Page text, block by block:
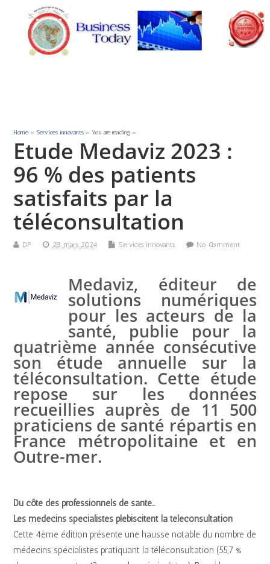
Home» Services innovants» You are reading »
Etude Medaviz 2023 :
96 % des patients
satisfaits par la
téléconsultation
DP 28 mars 2024 Services innovants No Comment
Medaviz, éditeur de
solutions numériques
pour les acteurs de la
santé, publie pour la
quatrième année consécutive
son étude annuelle sur la
téléconsultation. Cette étude
repose sur les données
recueillies auprès de 11 500
praticiens de santé répartis en
France métropolitaine et en
Outre-mer.
Du côté des professionnels de santé…
Les médecins spécialistes plébiscitent la téléconsultation
Cette 4ème édition présente une hausse notable du nombre de
médecins spécialistes pratiquant la téléconsultation (55,7 %